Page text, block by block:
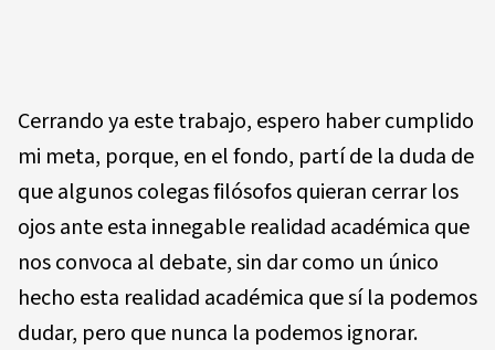
Cerrando ya este trabajo, espero haber cumplido
mi meta, porque, en el fondo, partí de la duda de
que algunos colegas filósofos quieran cerrar los
ojos ante esta innegable realidad académica que
nos convoca al debate, sin dar como un único
hecho esta realidad académica que sí la podemos
dudar, pero que nunca la podemos ignorar.